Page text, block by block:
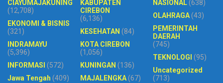
CIAYUMAJAKUNING
(12,708)
EKONOMI & BISNIS
(321)
INDRAMAYU
(5,396)
INFORMASI (572)
Jawa Tengah (409)
KABUPATEN
CIREBON
(6,136)
KESEHATAN (84)
KOTA CIREBON
(1,056)
KUNINGAN (136)
MAJALENGKA(67)
NASIONAL(638)
OLAHRAGA(43)
PEMERINTAH
DAERAH
(745)
TEKNOLOGI (95)
Uncategorized
(713)